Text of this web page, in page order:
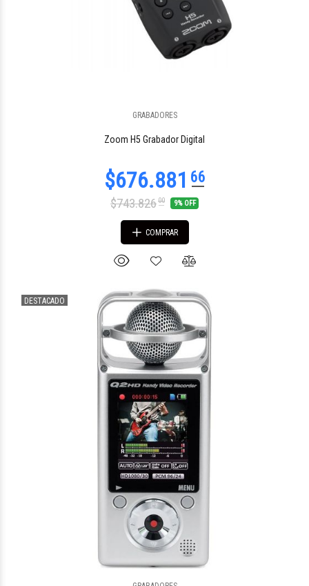
GRABADORES
Zoom H5 Grabador Digital
$743.82600 9% OFF
COMPRAR
DESTACADO